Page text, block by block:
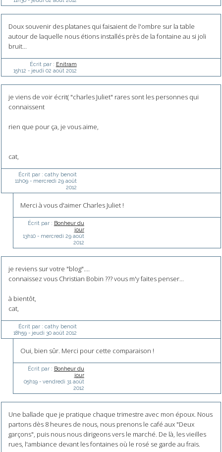
Doux souvenir des platanes qui faisaient de l'ombre sur la table
autour de laquelle nous étions installés près de la fontaine au si joli
bruit...
Écrit par : Enitram
15h12 - jeudi 02 août 2012
je viens de voir écrit( "charles Juliet" rares sont les personnes qui
connaissent
rien que pour ça, je vous aime,
cat,
Écrit par : cathy benoit
11h09- mercredi 29 août
2012
Merci à vous d'aimer Charles Juliet !
Écrit par : Bonheur du
jour
13h10- mercredi 29 août
2012
je reviens sur votre "blog"....
connaissez vous Christian Bobin ??? vous m'y faites penser...
à bientôt,
cat,
Écrit par : cathy benoit
18h59- jeudi 30 août 2012
Oui, bien sûr. Merci pour cette comparaison !
Écrit par : Bonheur du
jour
05h19- vendredi 31 août
2012
Une ballade que je pratique chaque trimestre avec mon époux. Nous
partons dès 8 heures de nous, nous prenons le café aux "Deux
garçons", puis nous nous dirigeons vers le marché. De là, les vieilles
rues, l'ambiance devant les fontaines où le rosé se garde au frais.